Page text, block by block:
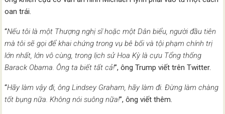
oan trái.
“Nếu tôi là một Thượng nghị sĩ hoặc một Dân biểu, người đầu tiên
mà tôi sẽ gọi để khai chứng trong vụ bê bối và tội phạm chính trị
lớn nhất, lớn vô cùng, trong lịch sử Hoa Kỳ là cựu Tổng thống
Barack Obama. Ông ta biết tất cả!”, ông Trump viết trên Twitter.
“Hãy làm vậy đi, ông Lindsey Graham, hãy làm đi. Đừng làm chàng
tốt bụng nữa. Không nói suông nữa!”, ông viết thêm.